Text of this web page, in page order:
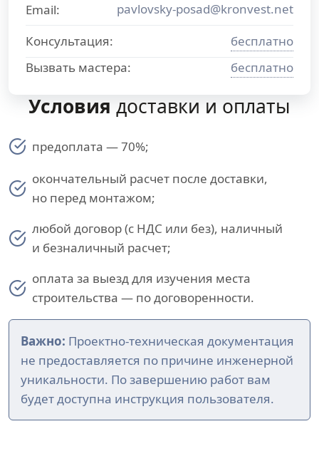
Email:
pavlovsky-posad@kronvest.net
Консультация:
бесплатно
Вызвать мастера:
бесплатно
Условия доставки и оплаты
предоплата — 70%;
окончательный расчет после доставки,
но перед монтажом;
любой договор (с НДС или без), наличный
и безналичный расчет;
оплата за выезд для изучения места
строительства — по договоренности.
Важно: Проектно-техническая документация
не предоставляется по причине инженерной
уникальности. По завершению работ вам
будет доступна инструкция пользователя.